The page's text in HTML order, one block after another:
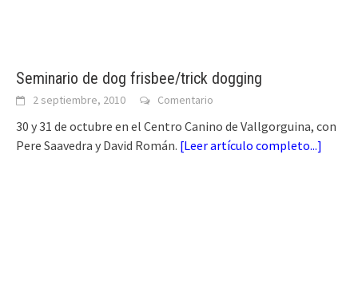
Seminario de dog frisbee/trick dogging
2 septiembre, 2010 Comentario
30 y 31 de octubre en el Centro Canino de Vallgorguina, con
Pere Saavedra y David Román. [Leer artículo completo...]